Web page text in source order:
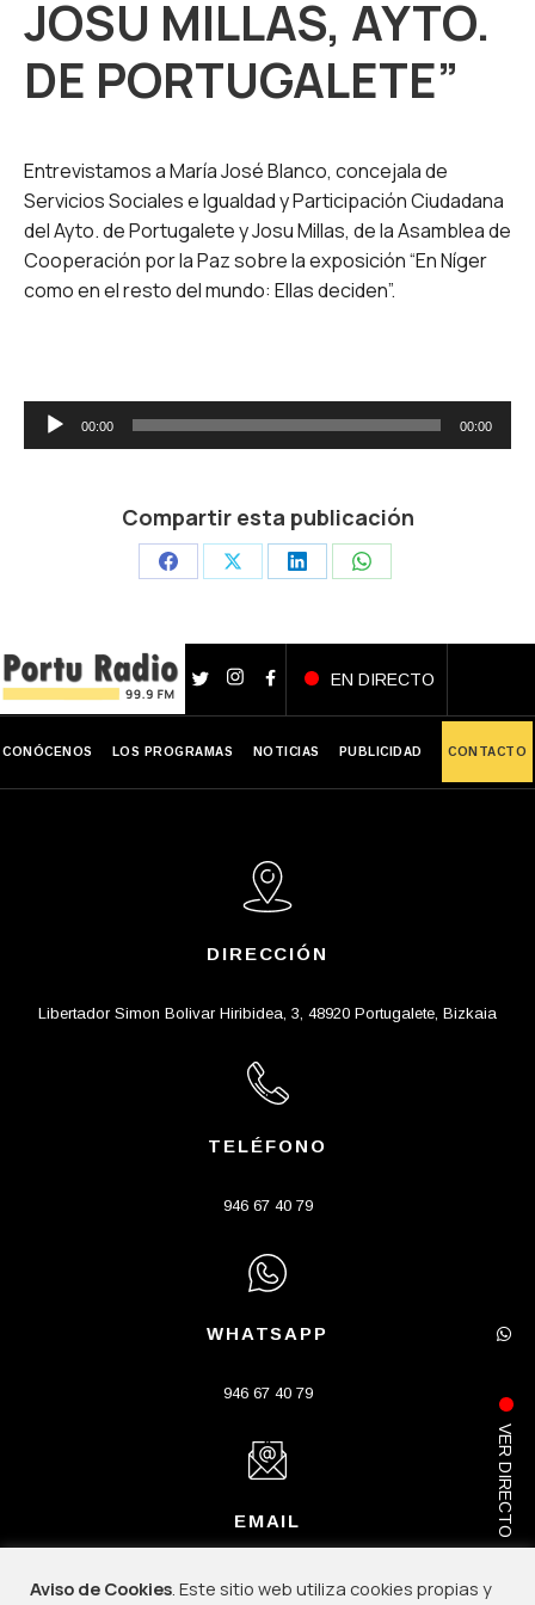
JOSU MILLAS, AYTO.
DE PORTUGALETE”
Entrevistamos a María José Blanco, concejala de
Servicios Sociales e Igualdad y Participación Ciudadana
del Ayto. de Portugalete y Josu Millas, de la Asamblea de
Cooperación por la Paz sobre la exposición “En Níger
como en el resto del mundo: Ellas deciden”.
Reproductor
de
00:00 00:00
Compartir esta publicación
Share
Facebook
Share
X
Share
LinkedIn
Share
WhatsApp
EN DIRECTO
CONÓCENOS LOS PROGRAMAS NOTICIAS PUBLICIDAD CONTACTO
DIRECCIÓN
Libertador Simon Bolivar Hiribidea, 3, 48920 Portugalete, Bizkaia
TELÉFONO
946 67 40 79
WHATSAPP
946 67 40 79
EMAIL
info@porturadio.org
VER DIRECTO
Aviso de Cookies. Este sitio web utiliza cookies propias y